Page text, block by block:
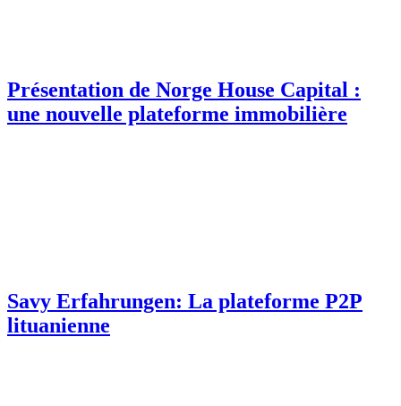
Présentation de Norge House Capital :
une nouvelle plateforme immobilière
Savy Erfahrungen: La plateforme P2P
lituanienne